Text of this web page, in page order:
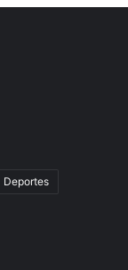
Deportes